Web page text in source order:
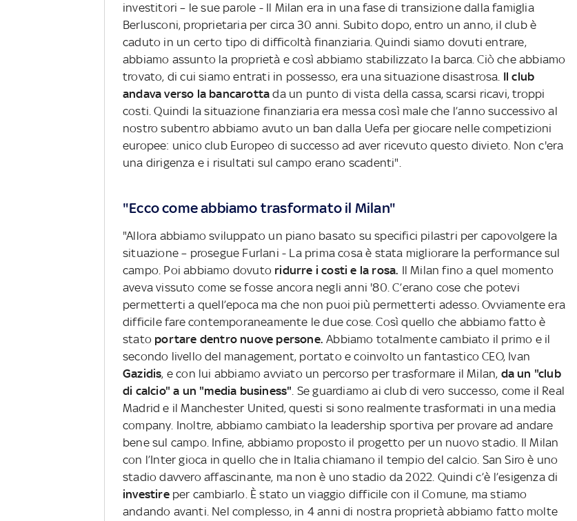
investitori – le sue parole - Il Milan era in una fase di transizione dalla famiglia
Berlusconi, proprietaria per circa 30 anni. Subito dopo, entro un anno, il club è
caduto in un certo tipo di difficoltà finanziaria. Quindi siamo dovuti entrare,
abbiamo assunto la proprietà e così abbiamo stabilizzato la barca. Ciò che abbiamo
trovato, di cui siamo entrati in possesso, era una situazione disastrosa. Il club
andava verso la bancarotta da un punto di vista della cassa, scarsi ricavi, troppi
costi. Quindi la situazione finanziaria era messa così male che l’anno successivo al
nostro subentro abbiamo avuto un ban dalla Uefa per giocare nelle competizioni
europee: unico club Europeo di successo ad aver ricevuto questo divieto. Non c'era
una dirigenza e i risultati sul campo erano scadenti".
"Ecco come abbiamo trasformato il Milan"
"Allora abbiamo sviluppato un piano basato su specifici pilastri per capovolgere la
situazione – prosegue Furlani - La prima cosa è stata migliorare la performance sul
campo. Poi abbiamo dovuto ridurre i costi e la rosa. Il Milan fino a quel momento
aveva vissuto come se fosse ancora negli anni '80. C’erano cose che potevi
permetterti a quell’epoca ma che non puoi più permetterti adesso. Ovviamente era
difficile fare contemporaneamente le due cose. Così quello che abbiamo fatto è
stato portare dentro nuove persone.Abbiamo totalmente cambiato il primo e il
secondo livello del management, portato e coinvolto un fantastico CEO, Ivan
Gazidis, e con lui abbiamo avviato un percorso per trasformare il Milan, da un "club
di calcio" a un "media business". Se guardiamo ai club di vero successo, come il Real
Madrid e il Manchester United, questi si sono realmente trasformati in una media
company. Inoltre, abbiamo cambiato la leadership sportiva per provare ad andare
bene sul campo. Infine, abbiamo proposto il progetto per un nuovo stadio. Il Milan
con l’Inter gioca in quello che in Italia chiamano il tempio del calcio. San Siro è uno
stadio davvero affascinante, ma non è uno stadio da 2022. Quindi c’è l’esigenza di
investire per cambiarlo. È stato un viaggio difficile con il Comune, ma stiamo
andando avanti. Nel complesso, in 4 anni di nostra proprietà abbiamo fatto molte